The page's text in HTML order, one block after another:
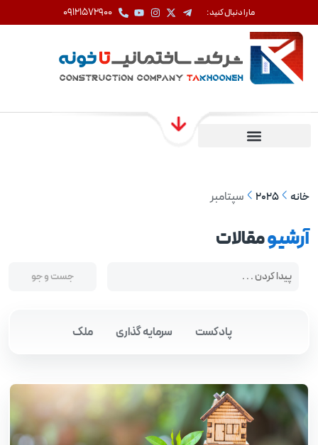
ما را دنبال کنید : 09121572900
خانه 2025 سپتامبر
آرشیومقالات
پادکست سرمایه گذاری ملک